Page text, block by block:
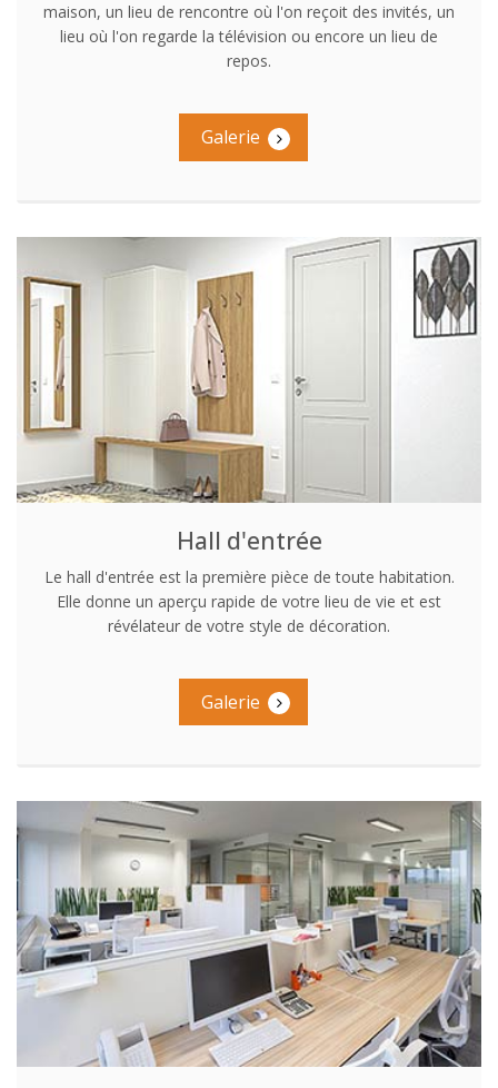
maison, un lieu de rencontre où l'on reçoit des invités, un
lieu où l'on regarde la télévision ou encore un lieu de
repos.
Galerie
Hall d'entrée
Le hall d'entrée est la première pièce de toute habitation.
Elle donne un aperçu rapide de votre lieu de vie et est
révélateur de votre style de décoration.
Galerie